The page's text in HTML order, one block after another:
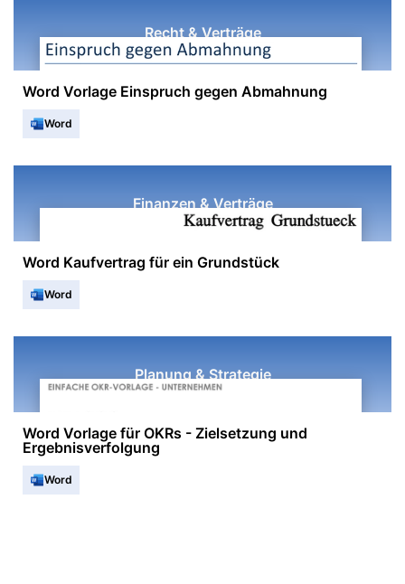
Recht & Verträge
Word Vorlage Einspruch gegen Abmahnung
Word
Finanzen & Verträge
Word Kaufvertrag für ein Grundstück
Word
Planung & Strategie
Word Vorlage für OKRs - Zielsetzung und
Ergebnisverfolgung
Word